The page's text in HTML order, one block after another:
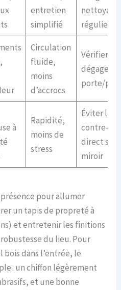
entretien
simplifié
nettoyage
régulier
Circulation
fluide,
moins
d’accrocs
Vérifier
porte/
à
Rapidité,
moins de
stress
Éviter le
contre-
direct sur
miroir
pour allumer
un tapis de propreté à
et entretenir les finitions
du lieu. Pour
bois dans l’entrée, le
: un chiffon légèrement
et une bonne